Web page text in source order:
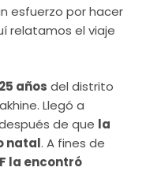
esfuerzo por hacer
relatamos el viaje
años del distrito
Llegó a
de que la
natal. A fines de
la encontró